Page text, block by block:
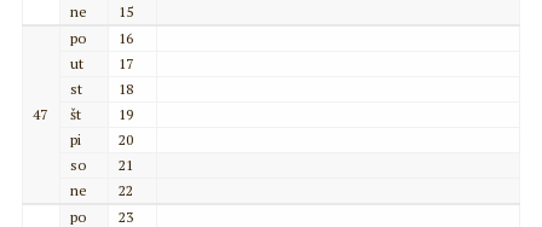
ne
15
47
po
16
ut
17
st
18
št
19
pi
20
so
21
ne
22
po
23